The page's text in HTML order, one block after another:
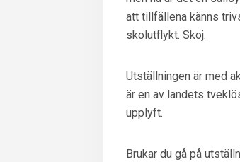
att tillfällena känns
skolutflykt. Skoj.
Utställningen är med
är en av landets
upplyft.
Brukar du gå på